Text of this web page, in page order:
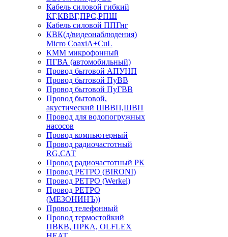
Кабель силовой гибкий
КГ,КВВГ,ПРС,РПШ
Кабель силовой ППГнг
КВК(д/видеонаблюдения)
Micro CoaxiA+CuL
КММ микрофонный
ПГВА (автомобильный)
Провод бытовой АПУНП
Провод бытовой ПуВВ
Провод бытовой ПуГВВ
Провод бытовой,
акустический ШВВП,ШВП
Провод для водопогружных
насосов
Провод компьютерный
Провод радиочастотный
RG,САТ
Провод радиочастотный РК
Провод РЕТРО (BIRONI)
Провод РЕТРО (Werkel)
Провод РЕТРО
(МЕЗОНИНЪ))
Провод телефонный
Провод термостойкий
ПВКВ, ПРКА, OLFLEX